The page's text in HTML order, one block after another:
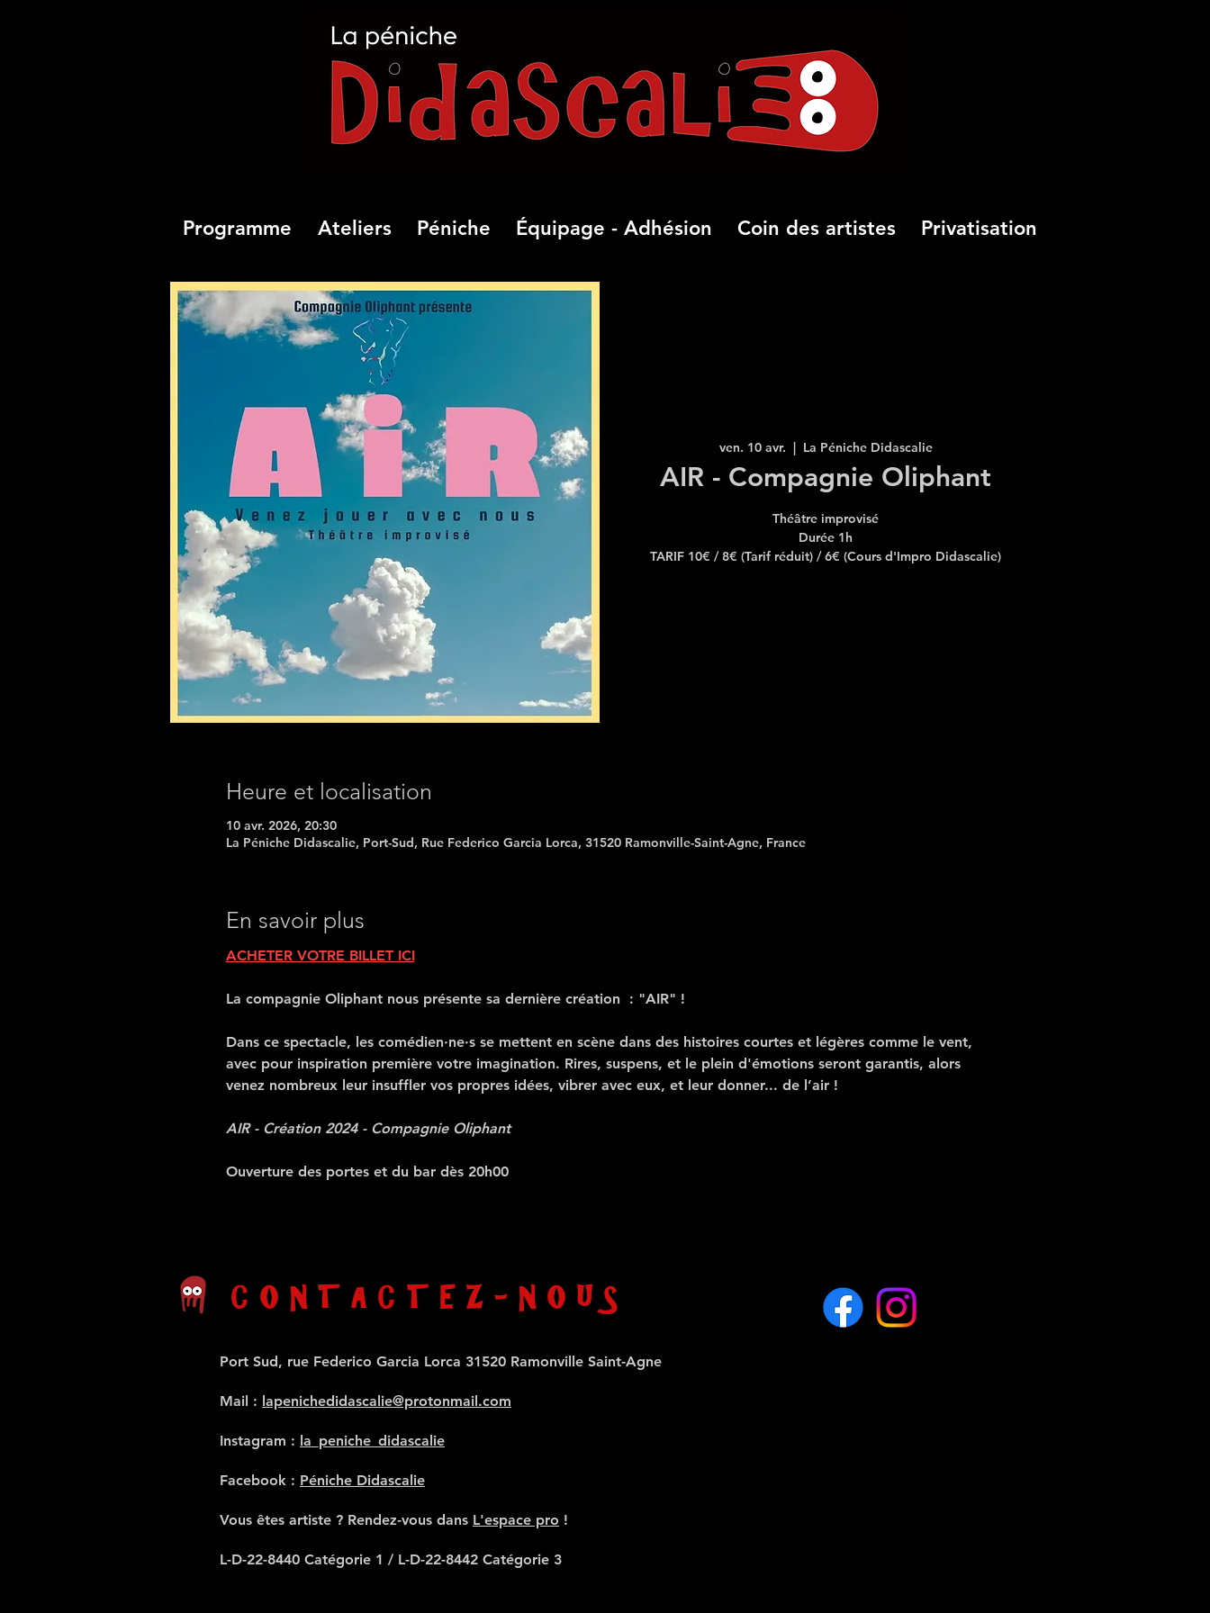
Programme Ateliers Péniche Équipage - Adhésion Coin des artistes Privatisation
ven. 10 avr.
  |
La Péniche Didascalie
AIR - Compagnie Oliphant
Théâtre improvisé
Durée 1h
TARIF 10€ / 8€ (Tarif réduit) / 6€ (Cours d'Impro Didascalie)
Heure et localisation
10 avr. 2026, 20:30
La Péniche Didascalie, Port-Sud, Rue Federico Garcia Lorca, 31520 Ramonville-Saint-Agne, France
En savoir plus
ACHETER VOTRE BILLET ICI
La compagnie Oliphant nous présente sa dernière création  : "AIR" !
Dans ce spectacle, les comédien·ne·s se mettent en scène dans des histoires courtes et légères comme le vent,
avec pour inspiration première votre imagination. Rires, suspens, et le plein d'émotions seront garantis, alors
venez nombreux leur insuffler vos propres idées, vibrer avec eux, et leur donner... de l’air !
AIR - Création 2024 - Compagnie Oliphant
Ouverture des portes et du bar dès 20h00
CONTACTEZ-NOUS
Port Sud, rue Federico Garcia Lorca 31520 Ramonville Saint-Agne
Mail : lapenichedidascalie@protonmail.com
Instagram : la_peniche_didascalie
Facebook : Péniche Didascalie
Vous êtes artiste ? Rendez-vous dans L'espace pro !
L-D-22-8440 Catégorie 1 / L-D-22-8442 Catégorie 3